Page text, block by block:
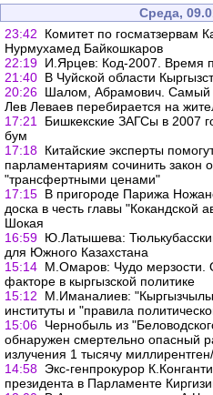
Среда,
23:42
Комитет по госматзервам
Нурмухамед Байкошкаров
22:19 И.Ярцев: Код-2007. Время
21:40 В Чуйской области
20:26 Шалом, Абрамович. Самый
Лев Леваев перебирается на
17:21
Бишкекские ЗАГСы в 2007
бум
17:18 Китайские эксперты
парламентариям сочинить закон о
"трансфертными ценами"
17:15 В пригороде Парижа
доска в честь главы "Кокандской
Шокая
16:59 Ю.Латышева:
для Южного Казахстана
15:14 М.Омаров: Чудо мерзости.
факторе в кыргызской политике
15:12
М.Иманалиев:
институты и "правила
15:06 Чернобыль из
обнаружен смертельно опасный
излучения 1 тысячу
14:58 Экс-генпрокурор
президента в Парламенте